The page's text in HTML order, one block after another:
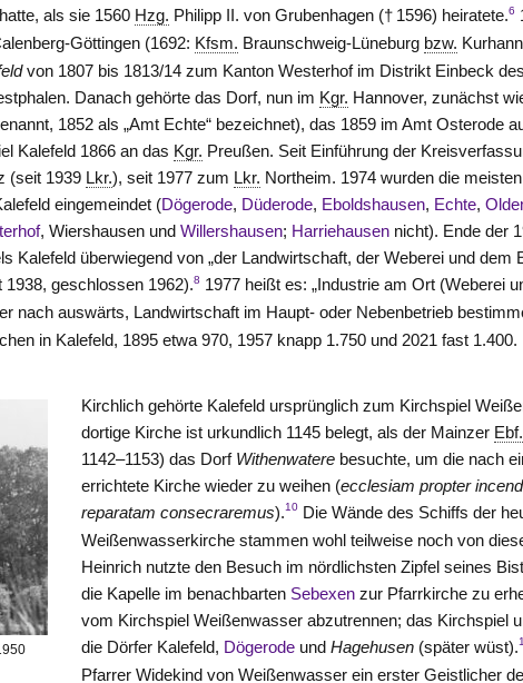
als sie 1560 Hzg. Philipp II. vonGrubenhagen († 1596) heiratete.6
Göttingen (1692: Kfsm. Braunschweig-Lüneburg bzw.
von 1807 bis 1813/14 zum KantonWesterhofim Distrikt Einbeck des
Danach gehörte das Dorf, nun im Kgr. Hannover, zunächst
1852 als „Amt Echte“ bezeichnet), das 1859 im AmtOsterode
Kalefeld 1866 an das Kgr. Preußen. Seit Einführung der
(seit 1939 Lkr.), seit 1977 zum Lkr. Northeim. 1974 wurden die
eingemeindet (Dögerode, Düderode, Eboldshausen, Echte,
, Wiershausen undWillershausen; Harriehausen nicht). Ende der
Kalefeld überwiegend von „der Landwirtschaft, der Weberei und dem
1938, geschlossen 1962).8 1977 heißt es: „Industrie am Ort (Weberei
nach auswärts, Landwirtschaft im Haupt- oder Nebenbetrieb
in Kalefeld, 1895 etwa 970, 1957 knapp 1.750 und 2021 fast 1.400.
Kirchlich gehörte Kalefeld ursprünglich zum Kirchspiel
dortige Kirche ist urkundlich 1145 belegt, als der Mainzer Ebf.
1142–1153) das Dorf Withenwatere besuchte, um die nach
errichtete Kirche wieder zu weihen (ecclesiam propter
reparatam consecraremus).10 Die Wände des Schiffs der
Weißenwasserkirche stammen wohl teilweise noch von
Heinrich nutzte den Besuch im nördlichsten Zipfel seines
die Kapelle im benachbarten Sebexen zur Pfarrkirche zu
vom Kirchspiel Weißenwasser abzutrennen; das Kirchspiel
die Dörfer Kalefeld, Dögerode undHagehusen (später wüst).
Pfarrer Widekind vonWeißenwasser ein erster Geistlicher